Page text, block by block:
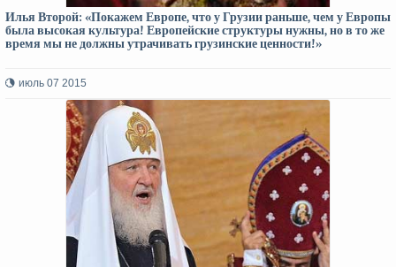
Илья Второй: «Покажем Европе, что у Грузии раньше, чем у Европы
была высокая культура! Европейские структуры нужны, но в то же
время мы не должны утрачивать грузинские ценности!»
июль 07 2015